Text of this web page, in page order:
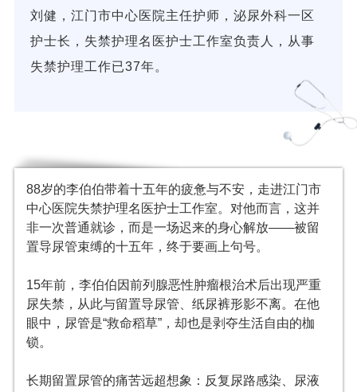
刘健，江门市中心医院主任护师， 泌尿外科一区
护士长，失禁护理名医护士工作室负责人，从事
失禁护理工作已37年。
88岁的李伯伯带着十五年的疲惫与不安，走进江门市
中心医院失禁护理名医护士工作室。对他而言，这并
非一次普通就诊，而是一场迟来的身心解放——被留
置导尿管束缚的十五年，终于要画上句号。
15年前，李伯伯因前列腺恶性肿瘤根治术后出现严重
尿失禁，从此与留置导尿管、纸尿裤形影不离。在他
眼中，尿管是“救命稻草”，却也是剥夺生活自由的枷
锁。
长期留置尿管的痛苦远超想象：反复 尿路感染 、尿液